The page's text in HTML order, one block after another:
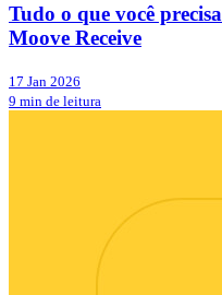
Tudo o que você
Moove Receive
17 Jan 2026
9 min de leitura